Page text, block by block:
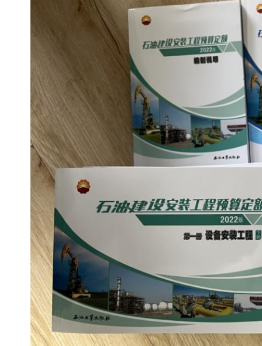
额